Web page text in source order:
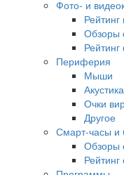
Фото- и
Обзоры
Периферия
Мыши
Акустика
Очки
Другое
Смарт-часы и
Обзоры